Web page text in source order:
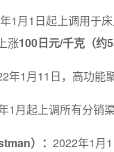
1月1日起上调用于
涨100日元/千克（约
年1月11日，高功能
1月起上调所有分销
）： 2022年1月